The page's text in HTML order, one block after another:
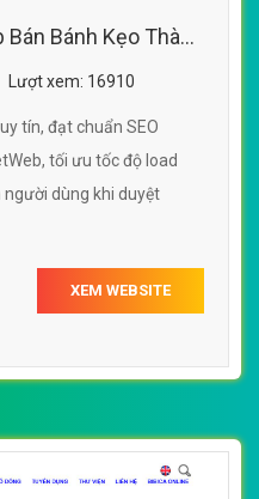
Bánh Kẹo Thành
chuẩn SEO
Lượt xem: 16910
tín, đạt chuẩn SEO
tối ưu tốc độ load
dùng khi duyệt
XEM WEBSITE